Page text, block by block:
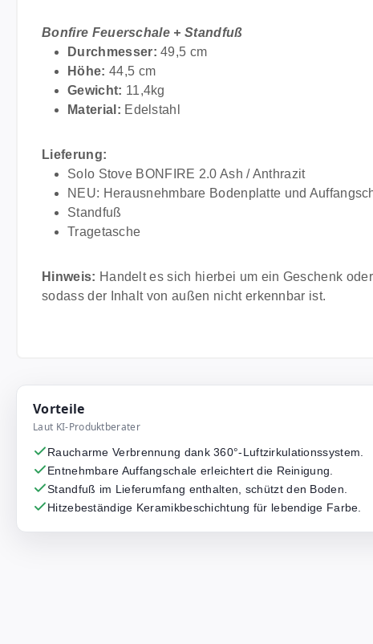
Bonfire Feuerschale + Standfuß
Durchmesser: 49,5 cm
Höhe: 44,5 cm
Gewicht: 11,4kg
Material: Edelstahl
Lieferung:
Solo Stove BONFIRE 2.0 Ash / Anthrazit
NEU: Herausnehmbare Bodenplatte und
Standfuß
Tragetasche
Hinweis: Handelt es sich hierbei um ein Geschenk
sodass der Inhalt von außen nicht erkennbar ist.
Vorteile
Laut KI-Produktberater
Raucharme Verbrennung dank 360°-Luftzirkulationssystem.
Entnehmbare Auffangschale erleichtert die Reinigung.
Standfuß im Lieferumfang enthalten, schützt den Boden.
Hitzebeständige Keramikbeschichtung für lebendige Farbe.